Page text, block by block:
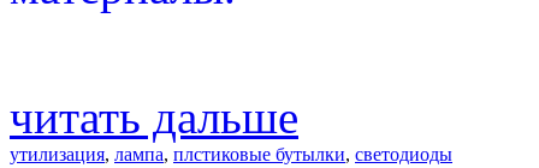
читать дальше
утилизация, лампа, плстиковые бутылки, светодиоды